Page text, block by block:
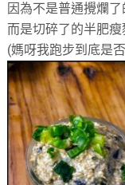
因為不是普通攪爛了
而是切碎了的半肥瘦
(媽呀我跑步到底是